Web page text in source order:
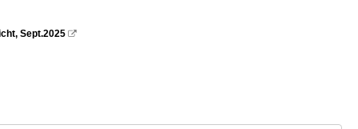
Sept.2025 